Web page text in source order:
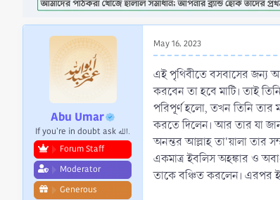
t
a
r
t
e
Abu Umar
If you're in doubt ask الله.
Forum Staff
Moderator
Generous
May 16, 2023
এই পৃথিবীতে বসবাসের জন্য
করবেন তা হবে মাটি। তাই
পরিপূর্ণ হলো, তখন তিনি
করতে দিলেন। আর তার যা
অনন্তর আল্লাহ তা'য়ালা তার
একমাত্র ইবলিস অহঙ্কার ও
তাকে বঞ্চিত করলেন। এরপর